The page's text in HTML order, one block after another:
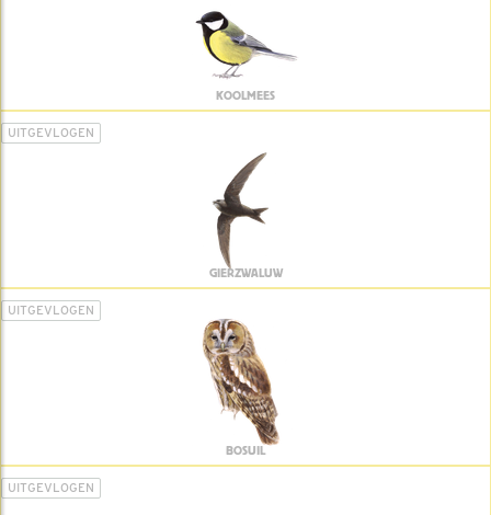
KOOLMEES
UITGEVLOGEN
GIERZWALUW
UITGEVLOGEN
BOSUIL
UITGEVLOGEN